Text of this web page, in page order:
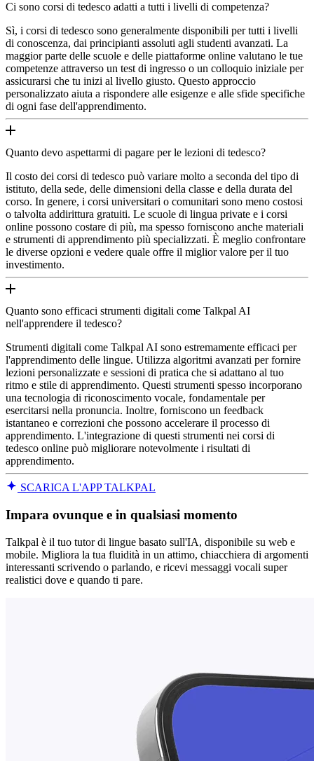
Ci sono corsi di tedesco adatti a tutti i livelli di competenza?
Sì, i corsi di tedesco sono generalmente disponibili per tutti i livelli
di conoscenza, dai principianti assoluti agli studenti avanzati. La
maggior parte delle scuole e delle piattaforme online valutano le tue
competenze attraverso un test di ingresso o un colloquio iniziale per
assicurarsi che tu inizi al livello giusto. Questo approccio
personalizzato aiuta a rispondere alle esigenze e alle sfide specifiche
di ogni fase dell'apprendimento.
Quanto devo aspettarmi di pagare per le lezioni di tedesco?
Il costo dei corsi di tedesco può variare molto a seconda del tipo di
istituto, della sede, delle dimensioni della classe e della durata del
corso. In genere, i corsi universitari o comunitari sono meno costosi
o talvolta addirittura gratuiti. Le scuole di lingua private e i corsi
online possono costare di più, ma spesso forniscono anche materiali
e strumenti di apprendimento più specializzati. È meglio confrontare
le diverse opzioni e vedere quale offre il miglior valore per il tuo
investimento.
Quanto sono efficaci strumenti digitali come Talkpal AI
nell'apprendere il tedesco?
Strumenti digitali come Talkpal AI sono estremamente efficaci per
l'apprendimento delle lingue. Utilizza algoritmi avanzati per fornire
lezioni personalizzate e sessioni di pratica che si adattano al tuo
ritmo e stile di apprendimento. Questi strumenti spesso incorporano
una tecnologia di riconoscimento vocale, fondamentale per
esercitarsi nella pronuncia. Inoltre, forniscono un feedback
istantaneo e correzioni che possono accelerare il processo di
apprendimento. L'integrazione di questi strumenti nei corsi di
tedesco online può migliorare notevolmente i risultati di
apprendimento.
SCARICA L'APP TALKPAL
Impara ovunque e in qualsiasi momento
Talkpal è il tuo tutor di lingue basato sull'IA, disponibile su web e
mobile. Migliora la tua fluidità in un attimo, chiacchiera di argomenti
interessanti scrivendo o parlando, e ricevi messaggi vocali super
realistici dove e quando ti pare.